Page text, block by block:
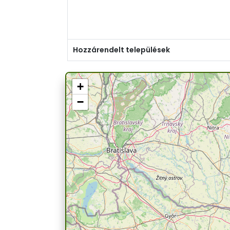
Hozzárendelt települések
+
−